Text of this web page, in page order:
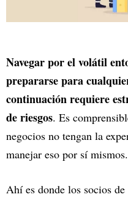
Navegar por el volátil
prepararse para
continuación requiere
de riesgos. Es
negocios no tengan la
manejar eso por sí mismos.
Ahí es donde los socios